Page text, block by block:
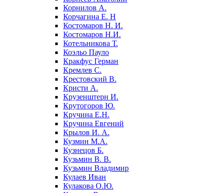
Корнилов А.
Корчагина Е. Н
Костомаров Н. И.
Костомаров Н.И.
Котельникова Т.
Коэльо Пауло
Кракфус Герман
Кремлев С.
Крестовский В.
Кристи А.
Крузенштерн И.
Крутогоров Ю.
Кручина Е.Н.
Кручина Евгений
Крылов И. А.
Кузмин М.А.
Кузнецов Б.
Кузьмин В. В.
Кузьмин Владимир
Кулаев Иван
Кулакова О.Ю.